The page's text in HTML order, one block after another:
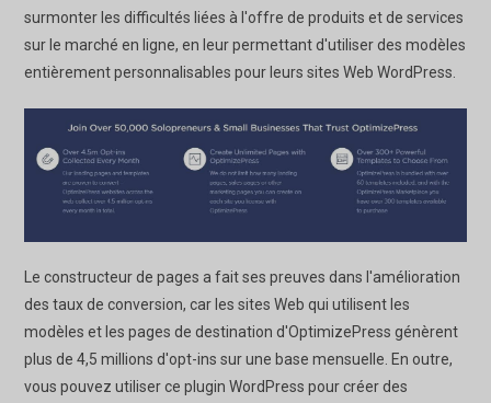
surmonter les difficultés liées à l'offre de produits et de services
sur le marché en ligne, en leur permettant d'utiliser des modèles
entièrement personnalisables pour leurs sites Web WordPress.
Le constructeur de pages a fait ses preuves dans l'amélioration
des taux de conversion, car les sites Web qui utilisent les
modèles et les pages de destination d'OptimizePress génèrent
plus de 4,5 millions d'opt-ins sur une base mensuelle. En outre,
vous pouvez utiliser ce plugin WordPress pour créer des